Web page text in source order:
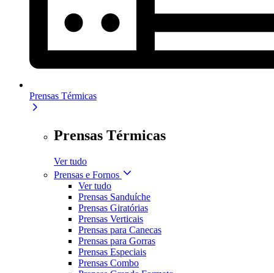
Prensas Térmicas
Prensas Térmicas
Ver tudo
Prensas e Fornos
Ver tudo
Prensas Sanduíche
Prensas Giratórias
Prensas Verticais
Prensas para Canecas
Prensas para Gorras
Prensas Especiais
Prensas Combo